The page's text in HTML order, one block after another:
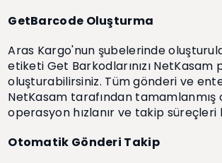
GetBarcode Oluşturma
Aras Kargo'nun şubelerinde
etiketi Get Barkodlarınızı NetKasam
oluşturabilirsiniz. Tüm gönderi ve
NetKasam tarafından tamamlanmış
operasyon hızlanır ve takip süreçleri
Otomatik Gönderi Takip